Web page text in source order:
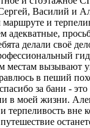
Василий и
и
адекватные,
делали своё
местам вызывают
в пеший
за бани -
в моей жизни.
терпеливость вне